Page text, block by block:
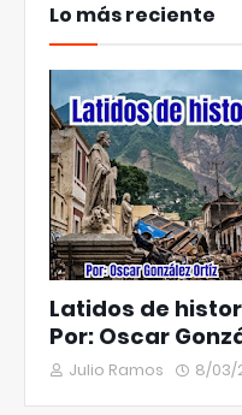
Lo más reciente
Latidos de
Por: Oscar
Julio Ramos 8/03/